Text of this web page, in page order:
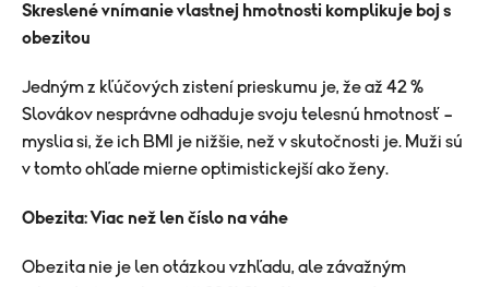
Skreslené vnímanie vlastnej hmotnosti komplikuje boj s
obezitou
Jedným z kľúčových zistení prieskumu je, že až 42 %
Slovákov nesprávne odhaduje svoju telesnú hmotnosť –
myslia si, že ich BMI je nižšie, než v skutočnosti je. Muži sú
v tomto ohľade mierne optimistickejší ako ženy.
Obezita: Viac než len číslo na váhe
Obezita nie je len otázkou vzhľadu, ale závažným